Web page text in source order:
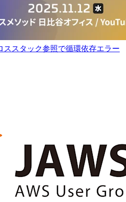
ススタック参照で循環依存エラー